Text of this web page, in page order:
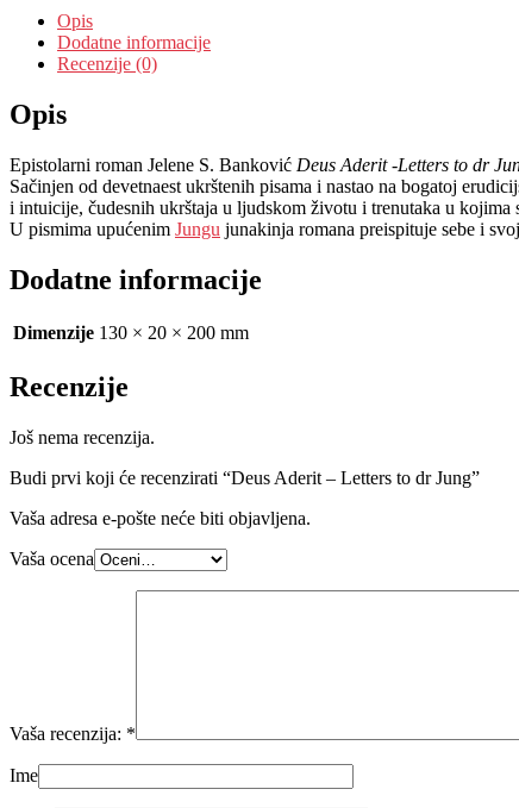
Opis
Dodatne informacije
Recenzije (0)
Opis
Epistolarni roman Jelene S. Banković Deus Aderit -Letters to dr
Sačinjen od devetnaest ukrštenih pisama i nastao na bogatoj
i intuicije, čudesnih ukrštaja u ljudskom životu i trenutaka u
U pismima upućenim Jungu junakinja romana preispituje sebe i
Dodatne informacije
Dimenzije 130 × 20 × 200 mm
Recenzije
Još nema recenzija.
Budi prvi koji će recenzirati “Deus Aderit – Letters to dr Jung”
Vaša adresa e-pošte neće biti objavljena.
Vaša ocena
Vaša recenzija: *
Ime